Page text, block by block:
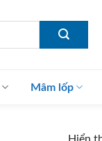
Mâm lốp